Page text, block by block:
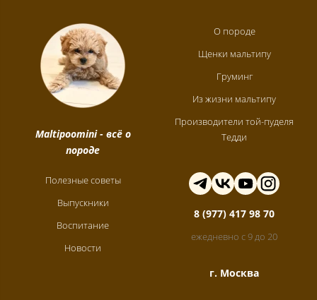
Maltipoomini- всё о
породе
О породе
Щенки мальтипу
Груминг
Из жизни мальтипу
Производители той-пуделя
Тедди
Полезные советы
Выпускники
Воспитание
Новости
8 (977) 417 98 70
ежедневно с 9 до 20
г. Москва